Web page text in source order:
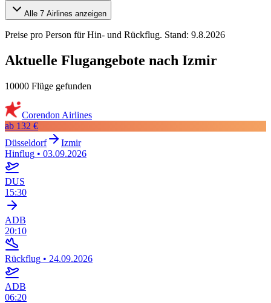
Alle 7 Airlines anzeigen
Preise pro Person für Hin- und Rückflug. Stand: 9.8.2026
Aktuelle Flugangebote nach Izmir
10000 Flüge gefunden
Corendon Airlines
ab 132 €
Düsseldorf
Izmir
Hinflug • 03.09.2026
DUS
15:30
ADB
20:10
Rückflug • 24.09.2026
ADB
06:20